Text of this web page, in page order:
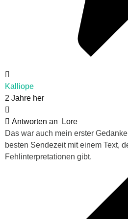
Kalliope
2 Jahre her
Antworten an
Lore
Das war auch mein erster
besten Sendezeit mit einem Text,
Fehlinterpretationen gibt.